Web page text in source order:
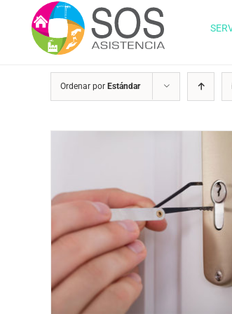
content
Ordenar por Estándar